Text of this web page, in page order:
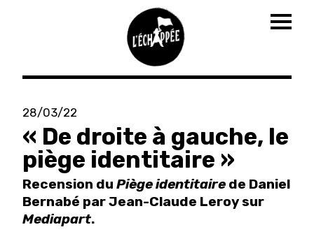
Aller
contenu
principal
28/03/22
« De droite à gauche, le
piège identitaire »
Recension du Piège identitaire de Daniel
Bernabé par Jean-Claude Leroy sur
Mediapart.